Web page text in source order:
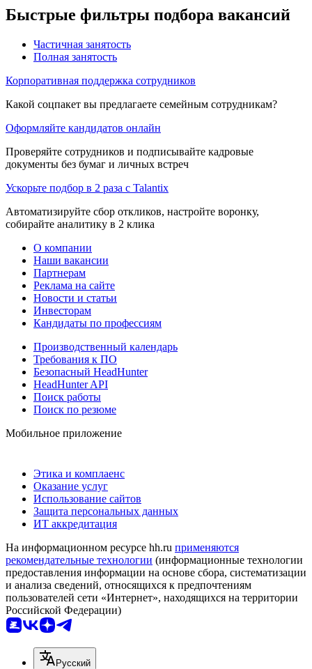
Быстрые фильтры подбора вакансий
Частичная занятость
Полная занятость
Корпоративная поддержка сотрудников
Какой соцпакет вы предлагаете семейным сотрудникам?
Оформляйте кандидатов онлайн
Проверяйте сотрудников и подписывайте кадровые
документы без бумаг и личных встреч
Ускорьте подбор в 2 раза с Talantix
Автоматизируйте сбор откликов, настройте воронку,
собирайте аналитику в 2 клика
О компании
Наши вакансии
Партнерам
Реклама на сайте
Новости и статьи
Инвесторам
Кандидаты по профессиям
Производственный календарь
Требования к ПО
Безопасный HeadHunter
HeadHunter API
Поиск работы
Поиск по резюме
Мобильное приложение
Этика и комплаенс
Оказание услуг
Использование сайтов
Защита персональных данных
ИТ аккредитация
На информационном ресурсе hh.ru применяются
рекомендательные технологии (информационные технологии
предоставления информации на основе сбора, систематизации
и анализа сведений, относящихся к предпочтениям
пользователей сети «Интернет», находящихся на территории
Российской Федерации)
Русский